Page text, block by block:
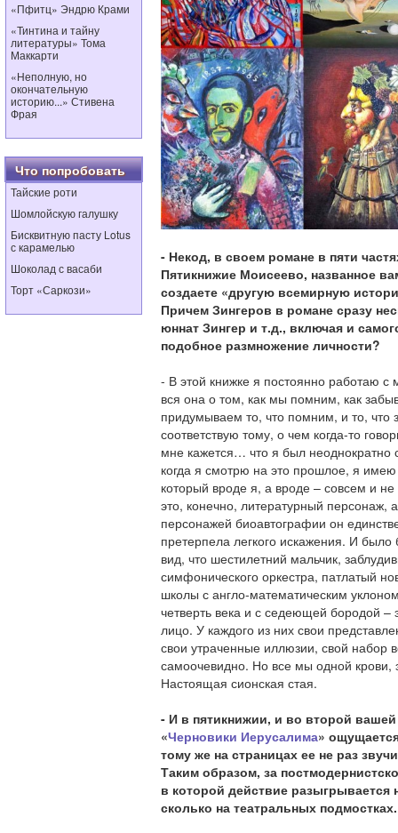
«Пфитц» Эндрю Крами
«Тинтина и тайну
литературы» Тома
Маккарти
«Неполную, но
окончательную
историю...» Стивена
Фрая
Что попробовать
Тайские роти
Шомлойскую галушку
Бисквитную пасту Lotus
с карамелью
Шоколад с васаби
Торт «Саркози»
- Некод, в своем романе в пяти
Пятикнижие Моисеево, названное
создаете «другую всемирную
Причем Зингеров в романе сразу
юннат Зингер и т.д., включая и
подобное размножение личности?
- В этой книжке я постоянно работаю
вся она о том, как мы помним, как
придумываем то, что помним, и то,
соответствую тому, о чем когда-то
мне кажется… что я был
когда я смотрю на это прошлое, я имею
который вроде я, а вроде – совсем и
это, конечно, литературный персонаж,
персонажей биоавтографии он
претерпела легкого искажения. И
вид, что шестилетний мальчик,
симфонического оркестра, патлатый
школы с англо-математическим
четверть века и с седеющей бородой
лицо. У каждого из них свои
свои утраченные иллюзии, свой набор
самоочевидно. Но все мы одной крови,
Настоящая сионская стая.
- И в пятикнижии, и во второй
«Черновики Иерусалима»
тому же на страницах ее не раз
Таким образом, за
в которой действие разыгрывается
сколько на театральных